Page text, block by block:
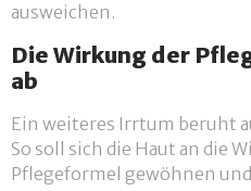
ausweichen.
Die Wirkung der
ab
Ein weiteres Irrtum beruht
So soll sich die Haut an die
Pflegeformel gewöhnen